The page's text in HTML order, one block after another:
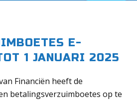
E-
1 JANUARI 2025
Financiën heeft de
betalingsverzuimboetes op te